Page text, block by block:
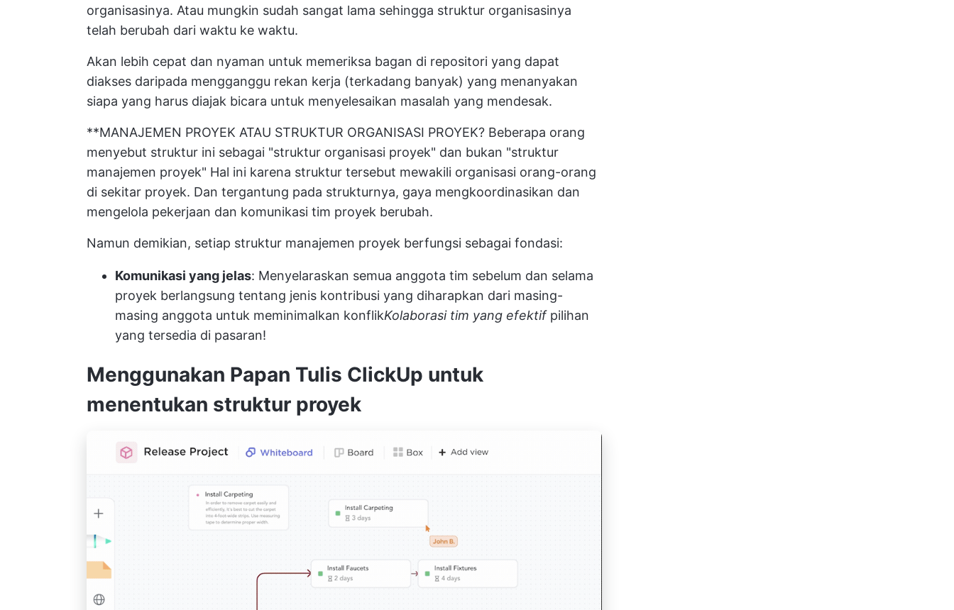
organisasinya. Atau mungkin sudah sangat lama sehingga struktur organisasinya
telah berubah dari waktu ke waktu.
Akan lebih cepat dan nyaman untuk memeriksa bagan di repositori yang dapat
diakses daripada mengganggu rekan kerja (terkadang banyak) yang menanyakan
siapa yang harus diajak bicara untuk menyelesaikan masalah yang mendesak.
**MANAJEMEN PROYEK ATAU STRUKTUR ORGANISASI PROYEK? Beberapa orang
menyebut struktur ini sebagai "struktur organisasi proyek" dan bukan "struktur
manajemen proyek" Hal ini karena struktur tersebut mewakili organisasi orang-orang
di sekitar proyek. Dan tergantung pada strukturnya, gaya mengkoordinasikan dan
mengelola pekerjaan dan komunikasi tim proyek berubah.
Namun demikian, setiap struktur manajemen proyek berfungsi sebagai fondasi:
Komunikasi yang jelas: Menyelaraskan semua anggota tim sebelum dan selama
proyek berlangsung tentang jenis kontribusi yang diharapkan dari masing-
masing anggota untuk meminimalkan konflikKolaborasi tim yang efektifpilihan
yang tersedia di pasaran!
Menggunakan Papan Tulis ClickUp untuk
menentukan struktur proyek